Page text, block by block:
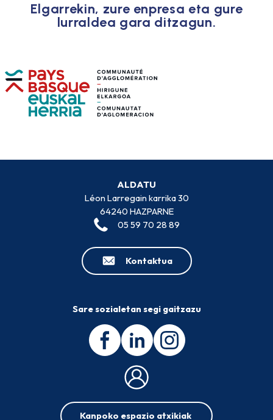
Elgarrekin, zure enpresa eta gure
lurraldea gara ditzagun.
ALDATU
Léon Larregain karrika 30
64240 HAZPARNE
05 59 70 28 89
Kontaktua
Sare sozialetan segi gaitzazu
Kanpoko espazio atxikiak